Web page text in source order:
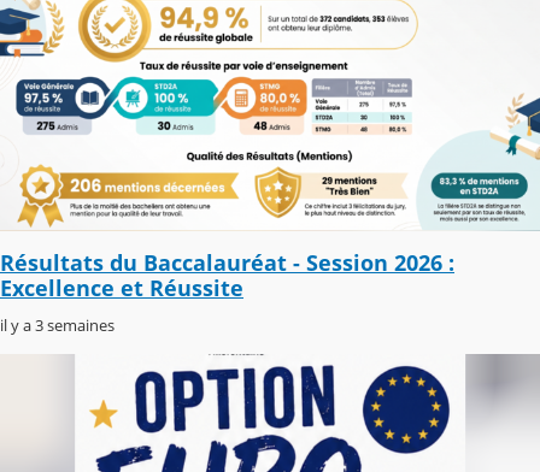
Résultats du Baccalauréat - Session 2026 :
Excellence et Réussite
il y a 3 semaines